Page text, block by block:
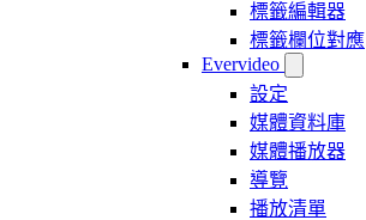
標籤編輯器
標籤欄位對應
Evervideo
設定
媒體資料庫
媒體播放器
導覽
播放清單